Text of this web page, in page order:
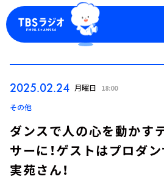
2025.02.24 月曜日 18:00
その他
ダンスで人の心を動かす
サーに！ゲストはプロダ
実苑さん！